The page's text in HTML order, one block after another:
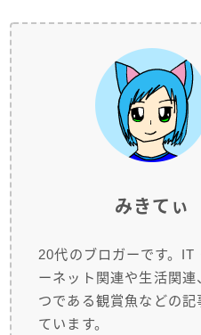
みきてぃ
20代のブロガーです。IT
ーネット関連や生活関連
つである観賞魚などの記
ています。